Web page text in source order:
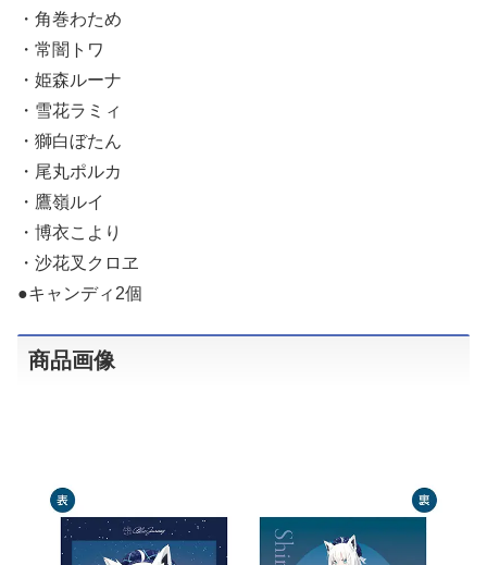
・角巻わため
・常闇トワ
・姫森ルーナ
・雪花ラミィ
・獅白ぼたん
・尾丸ポルカ
・鷹嶺ルイ
・博衣こより
・沙花叉クロヱ
●キャンディ2個
商品画像